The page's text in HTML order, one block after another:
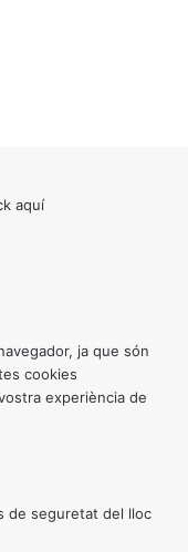
aquí
ja que són
cookies
experiència de
de seguretat del lloc